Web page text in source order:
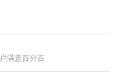
满意百分百